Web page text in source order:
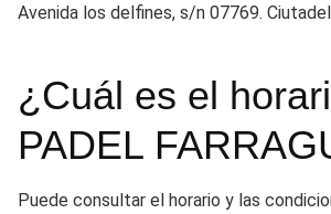
Avenida los delfines, s/n 07769.
¿Cuál es el
PADEL
Puede consultar el horario y las